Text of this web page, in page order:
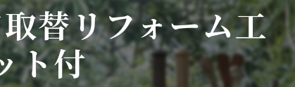
内装工事
メンテナンス
配管工事
替リフォーム工
ト付